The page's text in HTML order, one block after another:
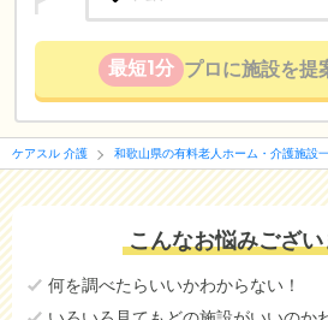
最短1分 プロに施設を提
ケアスル 介護 和歌山県の有料老人ホーム・介護施設
こんなお悩みござ
何を調べたらいいかわからない！